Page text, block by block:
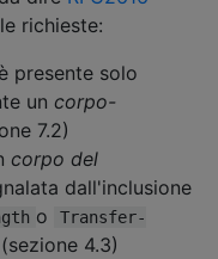
richieste:
è presente solo
un corpo-
7.2)
corpo del
dall'inclusione
o
Transfer-
4.3)